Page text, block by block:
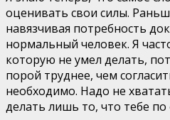
оценивать свои силы.
навязчивая потребность
нормальный человек. Я
которую не умел делать,
порой труднее, чем
необходимо. Надо не
делать лишь то, что тебе по